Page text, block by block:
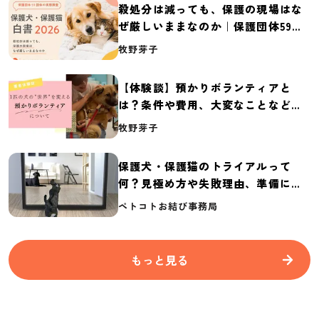
殺処分は減っても、保護の現場はな
ぜ厳しいままなのか｜保護団体59団
体の実態調査【保護犬・保護猫白書
牧野芽子
【体験談】預かりボランティアと
は？条件や費用、大変なことなど紹
介
牧野芽子
保護犬・保護猫のトライアルって
何？見極め方や失敗理由、準備に必
要なものを紹介
ペトコトお結び事務局
もっと見る